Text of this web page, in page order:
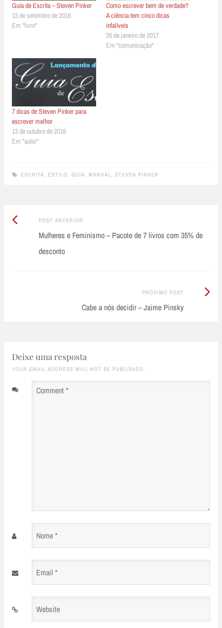
Guia de Escrita – Steven Pinker
13 de setembro de 2016
Em "livro"
Como escrever bem de verdade?
A ciência tem cinco dicas
infalíveis
26 de janeiro de 2017
Em "comunicação"
7 dicas de Steven Pinker para
escrever melhor
13 de outubro de 2016
Em "autor"
ESCRITA, ESTILO, GUIA, MANUAL, STEVEN PINKER
Post
navigation
POST ANTERIOR
Anterior:
Mulheres e Feminismo – Pacote de 7 livros com 35% de
desconto
PRÓXIMO POST
Cabe a nós decidir – Jaime Pinsky
Próximo
Deixe uma resposta
YOUR EMAIL ADDRESS WILL NOT BE PUBLISHED.
Comment
Nome
Email
Website